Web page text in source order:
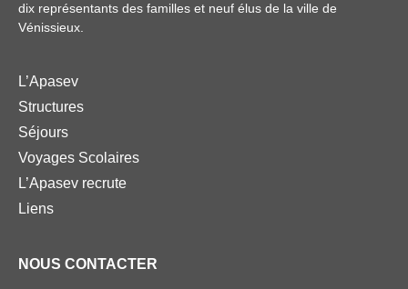
dix représentants des familles et neuf élus de la ville de
Vénissieux.
L’Apasev
Structures
Séjours
Voyages Scolaires
L’Apasev recrute
Liens
NOUS CONTACTER